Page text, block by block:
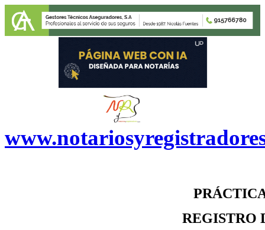
REGISTRO